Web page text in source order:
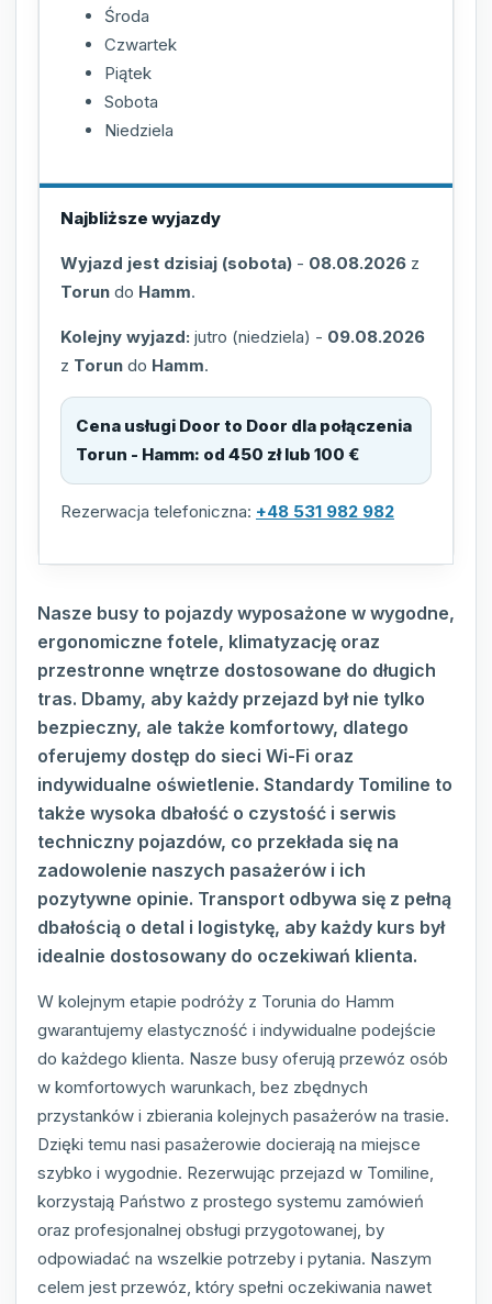
Środa
Czwartek
Piątek
Sobota
Niedziela
Najbliższe wyjazdy
Wyjazd jest dzisiaj (sobota) - 08.08.2026 z
Torun do Hamm.
Kolejny wyjazd: jutro (niedziela) - 09.08.2026
z Torun do Hamm.
Cena usługi Door to Door dla połączenia
Torun - Hamm: od 450 zł lub 100 €
Rezerwacja telefoniczna: +48 531 982 982
Nasze busy to pojazdy wyposażone w wygodne,
ergonomiczne fotele, klimatyzację oraz
przestronne wnętrze dostosowane do długich
tras. Dbamy, aby każdy przejazd był nie tylko
bezpieczny, ale także komfortowy, dlatego
oferujemy dostęp do sieci Wi-Fi oraz
indywidualne oświetlenie. Standardy Tomiline to
także wysoka dbałość o czystość i serwis
techniczny pojazdów, co przekłada się na
zadowolenie naszych pasażerów i ich
pozytywne opinie. Transport odbywa się z pełną
dbałością o detal i logistykę, aby każdy kurs był
idealnie dostosowany do oczekiwań klienta.
W kolejnym etapie podróży z Torunia do Hamm
gwarantujemy elastyczność i indywidualne podejście
do każdego klienta. Nasze busy oferują przewóz osób
w komfortowych warunkach, bez zbędnych
przystanków i zbierania kolejnych pasażerów na trasie.
Dzięki temu nasi pasażerowie docierają na miejsce
szybko i wygodnie. Rezerwując przejazd w Tomiline,
korzystają Państwo z prostego systemu zamówień
oraz profesjonalnej obsługi przygotowanej, by
odpowiadać na wszelkie potrzeby i pytania. Naszym
celem jest przewóz, który spełni oczekiwania nawet